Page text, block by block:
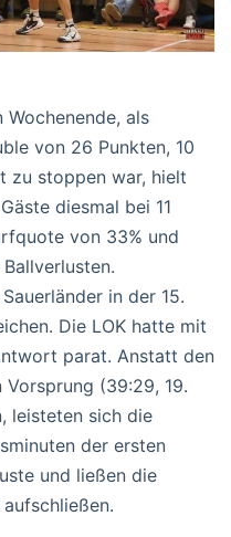
als
von 26 Punkten, 10
zu stoppen war, hielt
diesmal bei 11
von 33% und
in der 15.
Die LOK hatte mit
parat. Anstatt den
(39:29, 19.
leisteten sich die
der ersten
und ließen die